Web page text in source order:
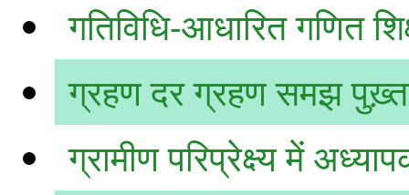
गतिविधि-आधारित गणित
ग्रहण दर ग्रहण समझ
ग्रामीण परिप्रेक्ष्य में